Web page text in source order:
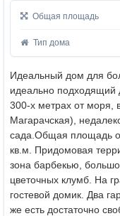
Общая площадь
Тип дома
Идеальный дом для
идеально
300-х метрах от моря,
Магарачская),
сада. Общая площадь
кв.м. Придомовая
зона барбекью,
цветочных клумб. На
гостевой домик. Два
же есть достаточно